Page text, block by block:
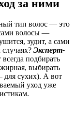
за ними
тип волос — это
волосы —
зудит, а сами
Эксперт-
всегда подбирать
выбирать
для сухих). А вот
уход уже